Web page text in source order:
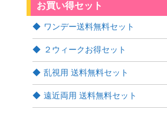
お買い得セット
ワンデー送料無料セット
２ウィークお得セット
乱視用 送料無料セット
遠近両用 送料無料セット